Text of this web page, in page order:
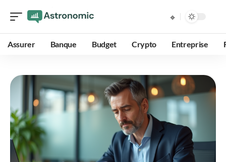
Assurer Banque Budget Crypto Entreprise